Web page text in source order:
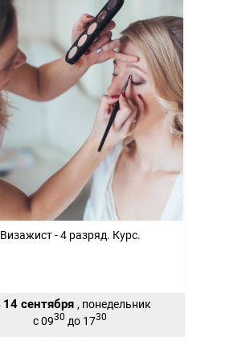
Визажист - 4 разряд. Курс.
14 сентября , понедельник
с 0930 до 1730